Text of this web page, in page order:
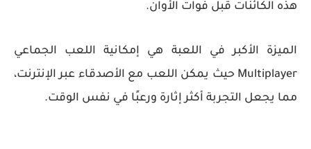
هذه الكائنات قبل فوات الأوان.
الميزة الأكبر في اللعبة هي إمكانية اللعب الجماعي
Multiplayer حيث يمكن اللعب مع الأصدقاء عبر الإنترنت،
مما يجعل التجربة أكثر إثارة ورعبًا في نفس الوقت.